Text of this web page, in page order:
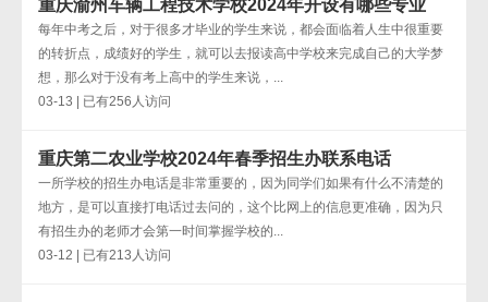
重庆渝州车辆工程技术学校2024年开设有哪些专业
每年中考之后，对于很多才毕业的学生来说，都会面临着人生中很重要
的转折点，成绩好的学生，就可以去报读高中学校来完成自己的大学梦
想，那么对于没有考上高中的学生来说，...
03-13 | 已有256人访问
重庆第二农业学校2024年春季招生办联系电话
一所学校的招生办电话是非常重要的，因为同学们如果有什么不清楚的
地方，是可以直接打电话过去问的，这个比网上的信息更准确，因为只
有招生办的老师才会第一时间掌握学校的...
03-12 | 已有213人访问